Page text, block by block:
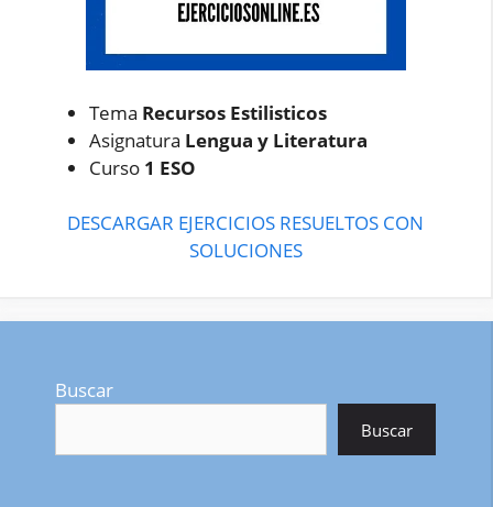
Tema Recursos Estilisticos
Asignatura Lengua y Literatura
Curso 1 ESO
DESCARGAR EJERCICIOS RESUELTOS CON
SOLUCIONES
Buscar
Buscar